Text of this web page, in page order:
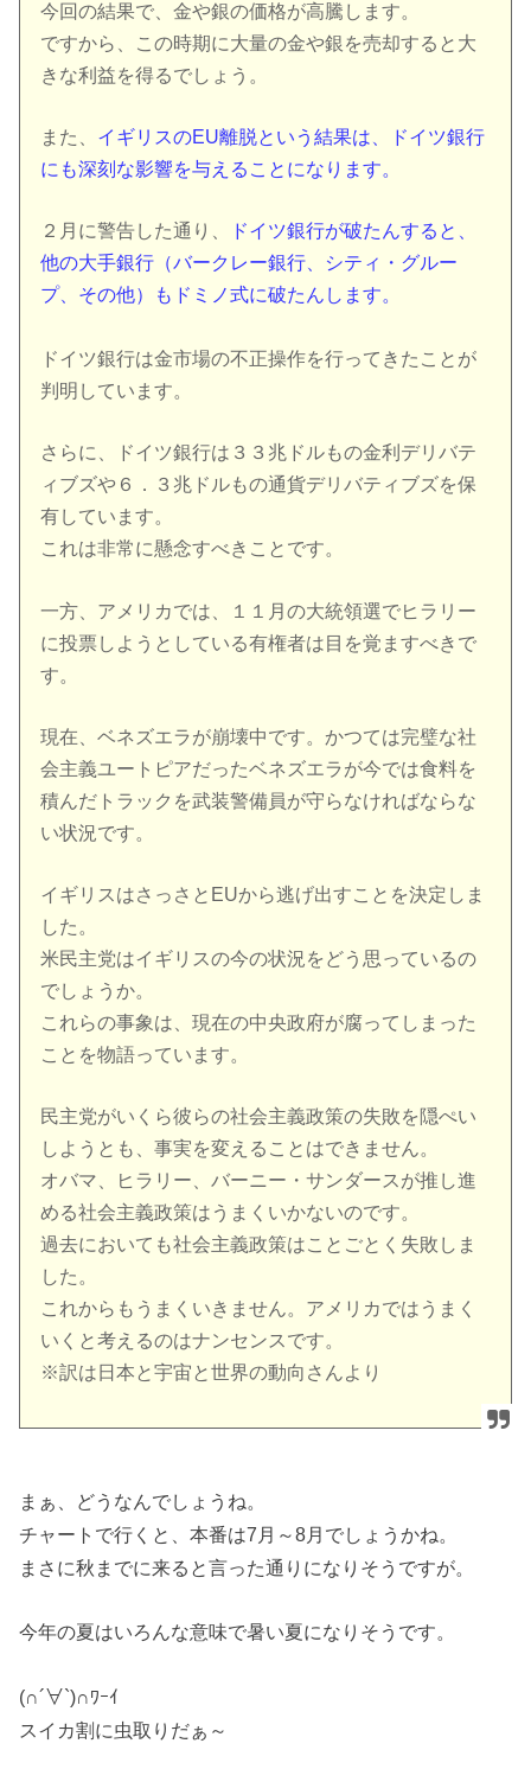
今回の結果で、金や銀の価格が高騰します。
ですから、この時期に大量の金や銀を売却すると大
きな利益を得るでしょう。
また、 イギリスのEU離脱という結果は、ドイツ銀行
にも深刻な影響を与えることになります。
２月に警告した通り、
ドイツ銀行が破たんすると、
他の大手銀行（バークレー銀行、シティ・グルー
プ、その他）もドミノ式に破たんします。
ドイツ銀行は金市場の不正操作を行ってきたことが
判明しています。
さらに、ドイツ銀行は３３兆ドルもの金利デリバテ
ィブズや６．３兆ドルもの通貨デリバティブズを保
有しています。
これは非常に懸念すべきことです。
一方、アメリカでは、１１月の大統領選でヒラリー
に投票しようとしている有権者は目を覚ますべきで
す。
現在、ベネズエラが崩壊中です。かつては完璧な社
会主義ユートピアだったベネズエラが今では食料を
積んだトラックを武装警備員が守らなければならな
い状況です。
イギリスはさっさとEUから逃げ出すことを決定しま
した。
米民主党はイギリスの今の状況をどう思っているの
でしょうか。
これらの事象は、現在の中央政府が腐ってしまった
ことを物語っています。
民主党がいくら彼らの社会主義政策の失敗を隠ぺい
しようとも、事実を変えることはできません。
オバマ、ヒラリー、バーニー・サンダースが推し進
める社会主義政策はうまくいかないのです。
過去においても社会主義政策はことごとく失敗しま
した。
これからもうまくいきません。アメリカではうまく
いくと考えるのはナンセンスです。
※訳は日本と宇宙と世界の動向さんより
まぁ、どうなんでしょうね。
チャートで行くと、本番は7月～8月でしょうかね。
まさに秋までに来ると言った通りになりそうですが。
今年の夏はいろんな意味で暑い夏になりそうです。
(∩´∀`)∩ﾜｰｲ
スイカ割に虫取りだぁ～